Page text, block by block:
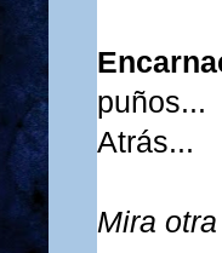
Atrás...
Mira